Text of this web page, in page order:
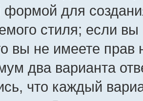
формой для
стиля; если
вы не имеете прав
два варианта
что каждый